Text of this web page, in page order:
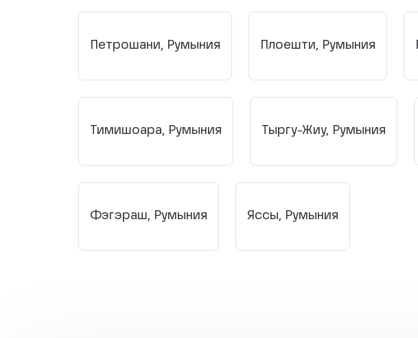
Петрошани, Румыния Плоешти, Румыния
Тимишоара, Румыния Тыргу-Жиу, Румыния
Фэгэраш, Румыния Яссы, Румыния